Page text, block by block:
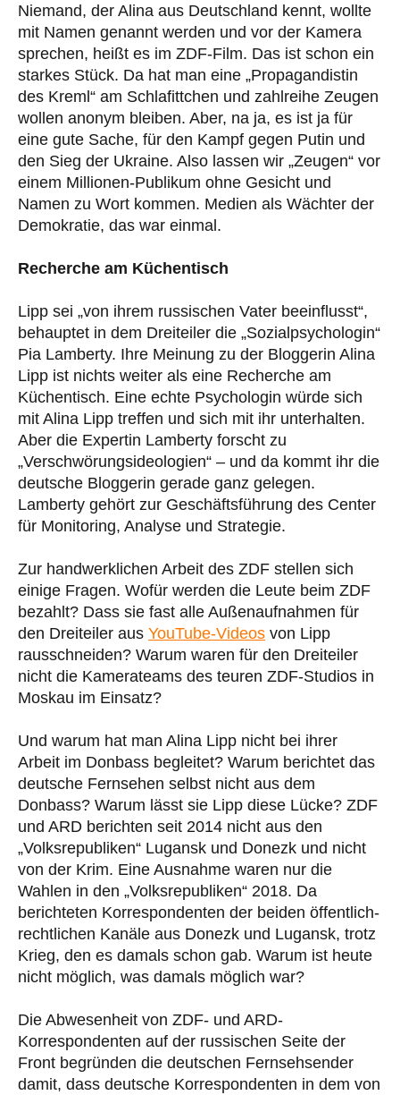
Niemand, der Alina aus Deutschland kennt, wollte
mit Namen genannt werden und vor der Kamera
sprechen, heißt es im ZDF-Film. Das ist schon ein
starkes Stück. Da hat man eine „Propagandistin
des Kreml“ am Schlafittchen und zahlreihe Zeugen
wollen anonym bleiben. Aber, na ja, es ist ja für
eine gute Sache, für den Kampf gegen Putin und
den Sieg der Ukraine. Also lassen wir „Zeugen“ vor
einem Millionen-Publikum ohne Gesicht und
Namen zu Wort kommen. Medien als Wächter der
Demokratie, das war einmal.
Recherche am Küchentisch
Lipp sei „von ihrem russischen Vater beeinflusst“,
behauptet in dem Dreiteiler die „Sozialpsychologin“
Pia Lamberty. Ihre Meinung zu der Bloggerin Alina
Lipp ist nichts weiter als eine Recherche am
Küchentisch. Eine echte Psychologin würde sich
mit Alina Lipp treffen und sich mit ihr unterhalten.
Aber die Expertin Lamberty forscht zu
„Verschwörungsideologien“ – und da kommt ihr die
deutsche Bloggerin gerade ganz gelegen.
Lamberty gehört zur Geschäftsführung des Center
für Monitoring, Analyse und Strategie.
Zur handwerklichen Arbeit des ZDF stellen sich
einige Fragen. Wofür werden die Leute beim ZDF
bezahlt? Dass sie fast alle Außenaufnahmen für
den Dreiteiler aus YouTube-Videos von Lipp
rausschneiden? Warum waren für den Dreiteiler
nicht die Kamerateams des teuren ZDF-Studios in
Moskau im Einsatz?
Und warum hat man Alina Lipp nicht bei ihrer
Arbeit im Donbass begleitet? Warum berichtet das
deutsche Fernsehen selbst nicht aus dem
Donbass? Warum lässt sie Lipp diese Lücke? ZDF
und ARD berichten seit 2014 nicht aus den
„Volksrepubliken“ Lugansk und Donezk und nicht
von der Krim. Eine Ausnahme waren nur die
Wahlen in den „Volksrepubliken“ 2018. Da
berichteten Korrespondenten der beiden öffentlich-
rechtlichen Kanäle aus Donezk und Lugansk, trotz
Krieg, den es damals schon gab. Warum ist heute
nicht möglich, was damals möglich war?
Die Abwesenheit von ZDF- und ARD-
Korrespondenten auf der russischen Seite der
Front begründen die deutschen Fernsehsender
damit, dass deutsche Korrespondenten in dem von